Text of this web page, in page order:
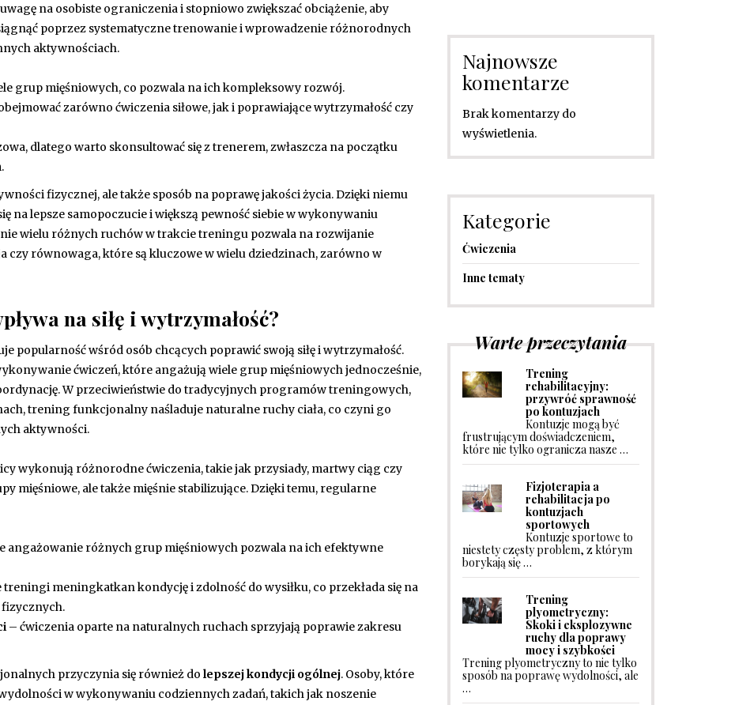
na osobiste ograniczenia i stopniowo zwiększać obciążenie, aby
poprzez systematyczne trenowanie i wprowadzenie różnorodnych
aktywnościach.
grup mięśniowych, co pozwala na ich kompleksowy rozwój.
zarówno ćwiczenia siłowe, jak i poprawiające wytrzymałość czy
dlatego warto skonsultować się z trenerem, zwłaszcza na początku
fizycznej, ale także sposób na poprawę jakości życia. Dzięki niemu
na lepsze samopoczucie i większą pewność siebie w wykonywaniu
wielu różnych ruchów w trakcie treningu pozwala na rozwijanie
czy równowaga, które są kluczowe w wielu dziedzinach, zarówno w
na siłę i wytrzymałość?
popularność wśród osób chcących poprawić swoją siłę i wytrzymałość.
ćwiczeń, które angażują wiele grup mięśniowych jednocześnie,
W przeciwieństwie do tradycyjnych programów treningowych,
trening funkcjonalny naśladuje naturalne ruchy ciała, co czyni go
aktywności.
wykonują różnorodne ćwiczenia, takie jak przysiady, martwy ciąg czy
mięśniowe, ale także mięśnie stabilizujące. Dzięki temu, regularne
angażowanie różnych grup mięśniowych pozwala na ich efektywne
treningi meningkatkan kondycję i zdolność do wysiłku, co przekłada się na
– ćwiczenia oparte na naturalnych ruchach sprzyjają poprawie zakresu
przyczynia się również do lepszej kondycji ogólnej. Osoby, które
w wykonywaniu codziennych zadań, takich jak noszenie
Najnowsze
komentarze
Brak komentarzy do
wyświetlenia.
Kategorie
Ćwiczenia
Inne tematy
Warte przeczytania
Trening
rehabilitacyjny:
przywróć sprawność
po kontuzjach
Kontuzje mogą być
frustrującym doświadczeniem,
które nie tylko ogranicza nasze …
Fizjoterapia a
rehabilitacja po
kontuzjach
sportowych
Kontuzje sportowe to
niestety częsty problem, z którym
borykają się …
Trening
plyometryczny:
Skoki i eksplozywne
ruchy dla poprawy
mocy i szybkości
Trening plyometryczny to nie tylko
sposób na poprawę wydolności, ale
…